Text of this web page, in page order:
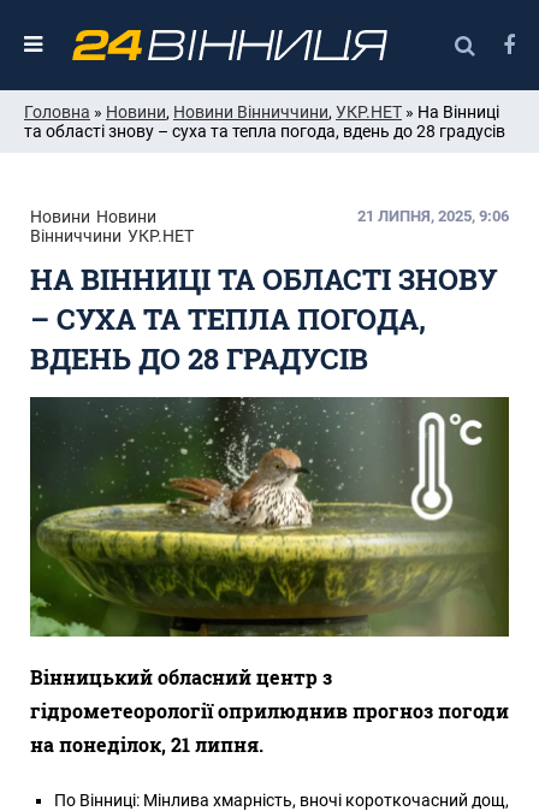
Головна » Новини, Новини Вінниччини, УКР.НЕТ » На Вінниці
та області знову – суха та тепла погода, вдень до 28 градусів
Новини Новини
Вінниччини УКР.НЕТ
21 ЛИПНЯ, 2025, 9:06
НА ВІННИЦІ ТА ОБЛАСТІ ЗНОВУ
– СУХА ТА ТЕПЛА ПОГОДА,
ВДЕНЬ ДО 28 ГРАДУСІВ
Вінницький обласний центр з
гідрометеорології оприлюднив прогноз погоди
на понеділок, 21 липня.
По Вінниці: Мінлива хмарність, вночі короткочасний дощ,